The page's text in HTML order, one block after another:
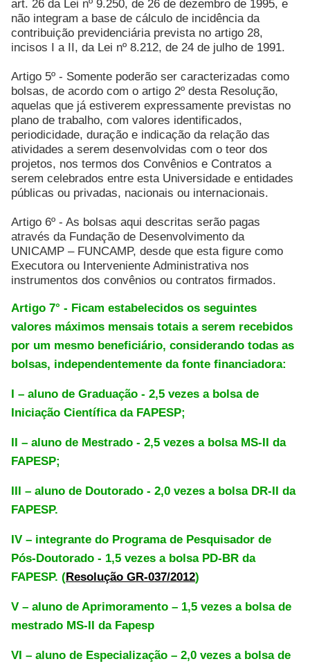
art. 26 da Lei nº 9.250, de 26 de dezembro de 1995, e
não integram a base de cálculo de incidência da
contribuição previdenciária prevista no artigo 28,
incisos I a II, da Lei nº 8.212, de 24 de julho de 1991.
Artigo 5º - Somente poderão ser caracterizadas como
bolsas, de acordo com o artigo 2º desta Resolução,
aquelas que já estiverem expressamente previstas no
plano de trabalho, com valores identificados,
periodicidade, duração e indicação da relação das
atividades a serem desenvolvidas com o teor dos
projetos, nos termos dos Convênios e Contratos a
serem celebrados entre esta Universidade e entidades
públicas ou privadas, nacionais ou internacionais.
Artigo 6º - As bolsas aqui descritas serão pagas
através da Fundação de Desenvolvimento da
UNICAMP – FUNCAMP, desde que esta figure como
Executora ou Interveniente Administrativa nos
instrumentos dos convênios ou contratos firmados.
Artigo 7° - Ficam estabelecidos os seguintes
valores máximos mensais totais a serem recebidos
por um mesmo beneficiário, considerando todas as
bolsas, independentemente da fonte financiadora:
I – aluno de Graduação - 2,5 vezes a bolsa de
Iniciação Científica da FAPESP;
II – aluno de Mestrado - 2,5 vezes a bolsa MS-II da
FAPESP;
III – aluno de Doutorado - 2,0 vezes a bolsa DR-II da
FAPESP.
IV – integrante do Programa de Pesquisador de
Pós-Doutorado - 1,5 vezes a bolsa PD-BR da
FAPESP. (Resolução GR-037/2012)
V – aluno de Aprimoramento – 1,5 vezes a bolsa de
mestrado MS-II da Fapesp
VI – aluno de Especialização – 2,0 vezes a bolsa de